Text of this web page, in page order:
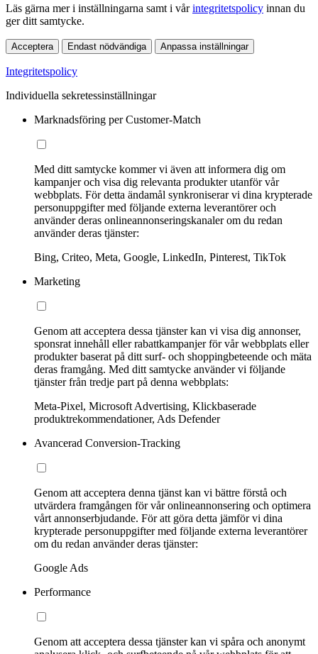
Läs gärna mer i inställningarna samt i vårintegritetspolicy innan du
ger ditt samtycke.
Acceptera Endast nödvändiga Anpassa inställningar
Integritetspolicy
Individuella sekretessinställningar
Marknadsföring per Customer-Match
Med ditt samtycke kommer vi även att informera dig om
kampanjer och visa dig relevanta produkter utanför vår
webbplats. För detta ändamål synkroniserar vi dina krypterade
personuppgifter med följande externa leverantörer och
använder deras onlineannonseringskanaler om du redan
använder deras tjänster:
Bing, Criteo, Meta, Google, LinkedIn, Pinterest, TikTok
Marketing
Genom att acceptera dessa tjänster kan vi visa dig annonser,
sponsrat innehåll eller rabattkampanjer för vår webbplats eller
produkter baserat på ditt surf- och shoppingbeteende och mäta
deras framgång. Med ditt samtycke använder vi följande
tjänster från tredje part på denna webbplats:
Meta-Pixel, Microsoft Advertising, Klickbaserade
produktrekommendationer, Ads Defender
Avancerad Conversion-Tracking
Genom att acceptera denna tjänst kan vi bättre förstå och
utvärdera framgången för vår onlineannonsering och optimera
vårt annonserbjudande. För att göra detta jämför vi dina
krypterade personuppgifter med följande externa leverantörer
om du redan använder deras tjänster:
Google Ads
Performance
Genom att acceptera dessa tjänster kan vi spåra och anonymt